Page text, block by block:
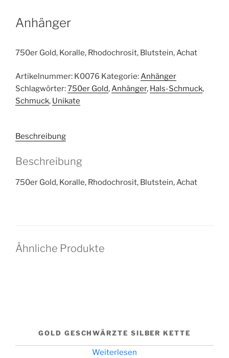
Anhänger
750er Gold, Koralle, Rhodochrosit, Blutstein, Achat
Artikelnummer: K0076 Kategorie:Anhänger
Schlagwörter:750er Gold,Anhänger, Hals-Schmuck,
Schmuck, Unikate
Beschreibung
Beschreibung
750er Gold, Koralle, Rhodochrosit, Blutstein, Achat
Ähnliche Produkte
GOLD GESCHWÄRZTE SILBER KETTE
Weiterlesen